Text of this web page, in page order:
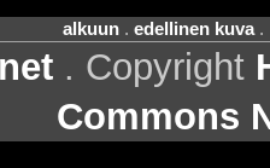
alkuun. edellinen kuva.
. Copyright
Commons